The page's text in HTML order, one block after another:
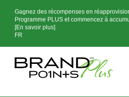
Gagnez des récompenses en
Programme PLUS et commencez à
[En savoir plus]
FR